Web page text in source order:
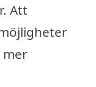
Att
mer